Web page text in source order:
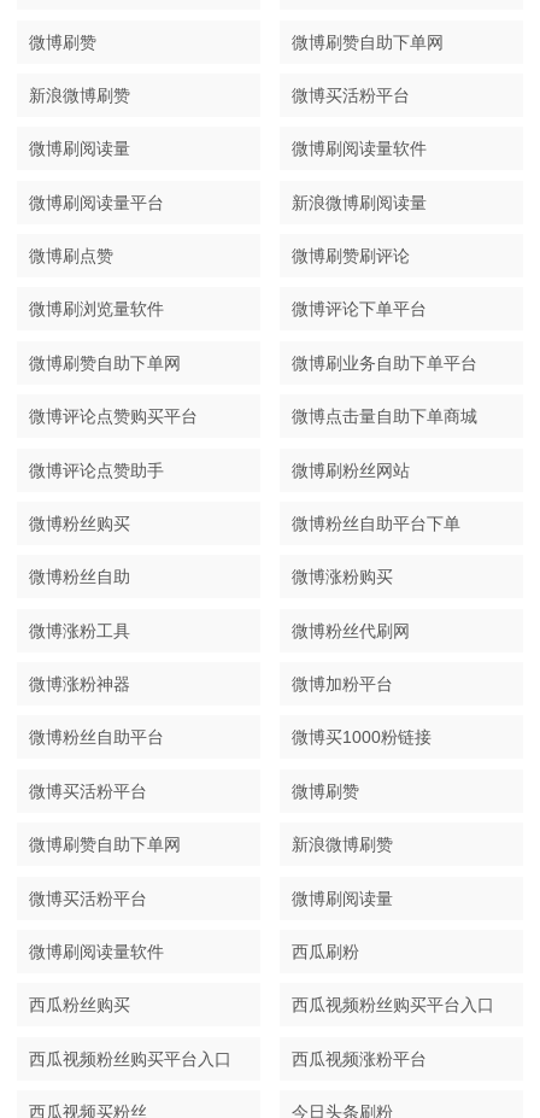
微博刷赞 微博刷赞自助下单网
新浪微博刷赞 微博买活粉平台
微博刷阅读量 微博刷阅读量软件
微博刷阅读量平台 新浪微博刷阅读量
微博刷点赞 微博刷赞刷评论
微博刷浏览量软件 微博评论下单平台
微博刷赞自助下单网 微博刷业务自助下单平台
微博评论点赞购买平台 微博点击量自助下单商城
微博评论点赞助手 微博刷粉丝网站
微博粉丝购买 微博粉丝自助平台下单
微博粉丝自助 微博涨粉购买
微博涨粉工具 微博粉丝代刷网
微博涨粉神器 微博加粉平台
微博粉丝自助平台 微博买1000粉链接
微博买活粉平台 微博刷赞
微博刷赞自助下单网 新浪微博刷赞
微博买活粉平台 微博刷阅读量
微博刷阅读量软件 西瓜刷粉
西瓜粉丝购买 西瓜视频粉丝购买平台入口
西瓜视频粉丝购买平台入口 西瓜视频涨粉平台
西瓜视频买粉丝 今日头条刷粉